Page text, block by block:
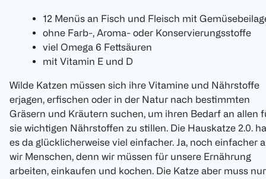
12 Menüs an Fisch und Fleisch mit
ohne Farb-, Aroma- oder Konservierungsstoffe
viel Omega 6 Fettsäuren
mit Vitamin E und D
Wilde Katzen müssen sich ihre Vitamine und Nährstoffe
erjagen, erfischen oder in der Natur nach bestimmten
Gräsern und Kräutern suchen, um ihren Bedarf an allen
sie wichtigen Nährstoffen zu stillen. Die Hauskatze 2.0.
es da glücklicherweise viel einfacher. Ja, noch einfacher
wir Menschen, denn wir müssen für unsere Ernährung
arbeiten, einkaufen und kochen. Die Katze aber muss nur